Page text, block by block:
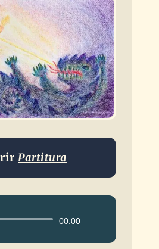
Partitura
Reproductor00:00